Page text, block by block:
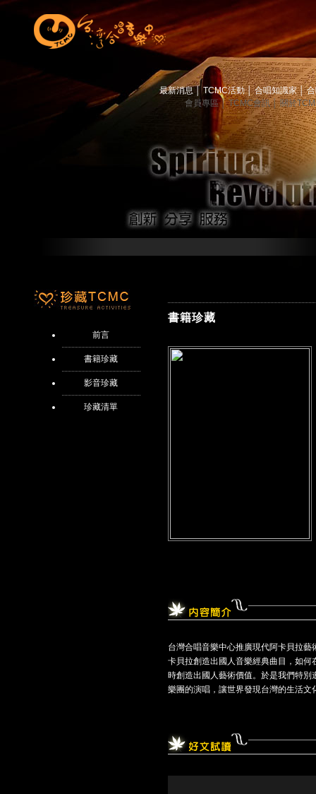
最新消息 TCMC活動│ 合唱知識家│
會員專區│ TCMC會訊│ 關於
前言
書籍珍藏
影音珍藏
珍藏清單
書籍珍藏
台灣合唱音樂中心推廣現代阿卡貝拉
卡貝拉創造出國人音樂經典曲目，如
時創造出國人藝術價值。於是我們特
樂團的演唱，讓世界發現台灣的生活文